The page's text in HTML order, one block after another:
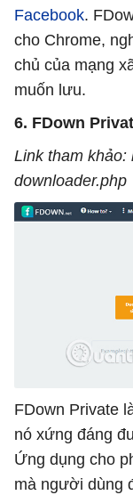
Facebook.
cho Chrome,
chủ của mạng
muốn lưu.
6. FDown
Link tham khảo:
downloader.php
FDown Private
nó xứng đáng
Ứng dụng cho
mà người dùng